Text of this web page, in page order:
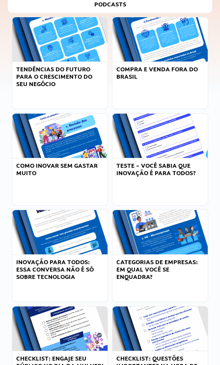
PODCASTS
TENDÊNCIAS DO FUTURO
PARA O CRESCIMENTO DO
SEU NEGÓCIO
COMPRA E VENDA FORA DO
BRASIL
COMO INOVAR SEM GASTAR
MUITO
TESTE – VOCÊ SABIA QUE
INOVAÇÃO É PARA TODOS?
INOVAÇÃO PARA TODOS:
ESSA CONVERSA NÃO É SÓ
SOBRE TECNOLOGIA
CATEGORIAS DE EMPRESAS:
EM QUAL VOCÊ SE
ENQUADRA?
CHECKLIST: ENGAJE SEU
CHECKLIST: QUESTÕES